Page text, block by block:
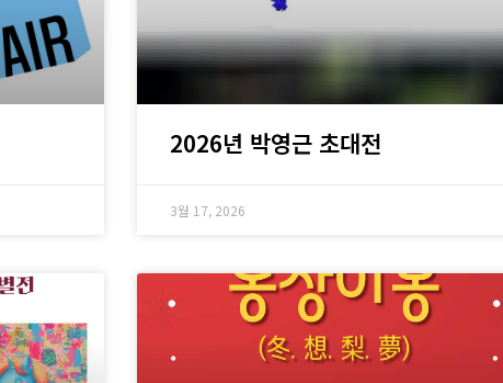
2026년 박영근 초대전
3월 17, 2026